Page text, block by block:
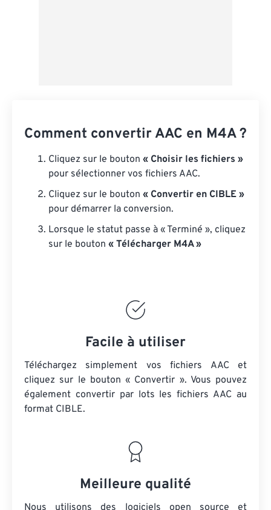
Comment convertir AAC en M4A ?
Cliquez sur le bouton « Choisir les fichiers »
pour sélectionner vos fichiers AAC.
Cliquez sur le bouton « Convertir en CIBLE »
pour démarrer la conversion.
Lorsque le statut passe à « Terminé », cliquez
sur le bouton « Télécharger M4A »
Facile à utiliser
Téléchargez simplement vos fichiers AAC et
cliquez sur le bouton « Convertir ». Vous pouvez
également convertir par lots les fichiers AAC au
format CIBLE.
Meilleure qualité
Nous utilisons des logiciels open source et